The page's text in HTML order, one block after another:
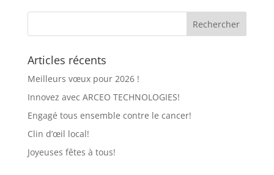
Articles récents
Meilleurs vœux pour 2026 !
Innovez avec ARCEO TECHNOLOGIES!
Engagé tous ensemble contre le cancer!
Clin d’œil local!
Joyeuses fêtes à tous!